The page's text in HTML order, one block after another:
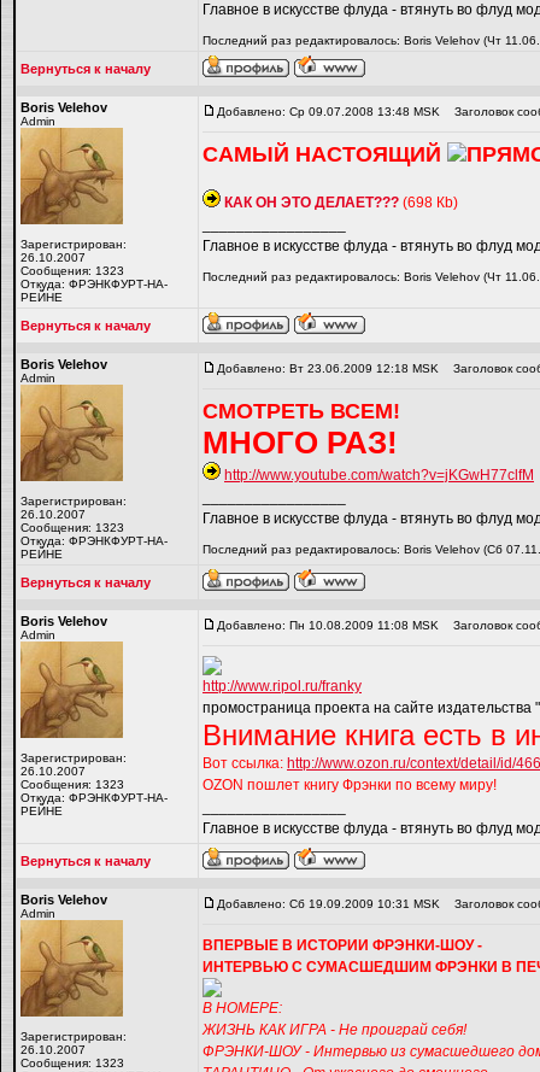
Главное в искусстве флуда - втянуть во флуд
Последний раз редактировалось: Boris Velehov (Чт
Вернуться к началу
Boris Velehov
Admin
Зарегистрирован:
26.10.2007
Сообщения: 1323
Откуда: ФРЭНКФУРТ-НА-
РЕЙНЕ
Добавлено: Ср 09.07.2008 13:48 MSK Заголовок
САМЫЙ НАСТОЯЩИЙ
КАК ОН ЭТО ДЕЛАЕТ??? (698 Кb)
Главное в искусстве флуда - втянуть во флуд
Последний раз редактировалось: Boris Velehov (Чт
Вернуться к началу
Boris Velehov
Admin
Зарегистрирован:
26.10.2007
Сообщения: 1323
Откуда: ФРЭНКФУРТ-НА-
РЕЙНЕ
Добавлено: Вт 23.06.2009 12:18 MSK Заголовок
СМОТРЕТЬ ВСЕМ!
МНОГО РАЗ!
http://www.youtube.com/watch?v=jKGwH77clfM
Главное в искусстве флуда - втянуть во флуд
Последний раз редактировалось: Boris Velehov (Сб
Вернуться к началу
Boris Velehov
Admin
Зарегистрирован:
26.10.2007
Сообщения: 1323
Откуда: ФРЭНКФУРТ-НА-
РЕЙНЕ
Добавлено: Пн 10.08.2009 11:08 MSK Заголовок
http://www.ripol.ru/franky
промостраница проекта на сайте издательства
Внимание книга есть в
Вот ссылка: http://www.ozon.ru/context/detail/id/
OZON пошлет книгу Фрэнки по всему миру!
Главное в искусстве флуда - втянуть во флуд
Вернуться к началу
Boris Velehov
Admin
Зарегистрирован:
26.10.2007
Сообщения: 1323
Добавлено: Сб 19.09.2009 10:31 MSK Заголовок
ВПЕРВЫЕ В ИСТОРИИ ФРЭНКИ-ШОУ -
ИНТЕРВЬЮ С СУМАСШЕДШИМ ФРЭНКИ В
В НОМЕРЕ:
ЖИЗНЬ КАК ИГРА - Не проиграй себя!
ФРЭНКИ-ШОУ - Интервью из сумасшедшего